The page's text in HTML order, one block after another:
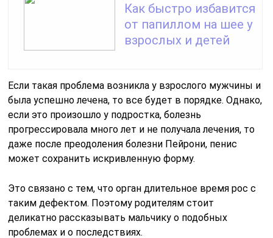
Как быстро избавится
от папиллом на шее у
взрослых и детей
Если такая проблема возникла у взрослого мужчины и
была успешно лечена, то все будет в порядке. Однако,
если это произошло у подростка, болезнь
прогрессировала много лет и не получала лечения, то
даже после преодоления болезни Пейрони, пенис
может сохранить искривленную форму.
Это связано с тем, что орган длительное время рос с
таким дефектом. Поэтому родителям стоит
деликатно рассказывать мальчику о подобных
проблемах и о последствиях.